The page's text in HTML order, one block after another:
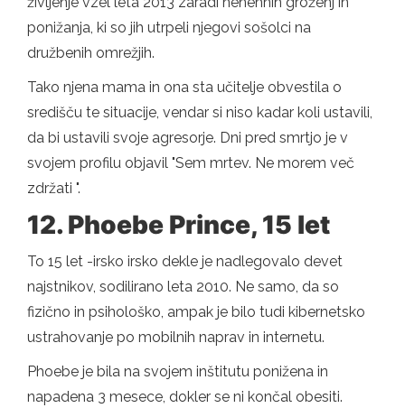
ponižanja, ki so jih utrpeli njegovi sošolci na
družbenih omrežjih.
Tako njena mama in ona sta učitelje obvestila o
središču te situacije, vendar si niso kadar koli ustavili,
da bi ustavili svoje agresorje. Dni pred smrtjo je v
svojem profilu objavil "Sem mrtev. Ne morem več
zdržati ".
12. Phoebe Prince, 15 let
To 15 let -irsko irsko dekle je nadlegovalo devet
najstnikov, sodilirano leta 2010. Ne samo, da so
fizično in psihološko, ampak je bilo tudi kibernetsko
ustrahovanje po mobilnih naprav in internetu.
Phoebe je bila na svojem inštitutu ponižena in
napadena 3 mesece, dokler se ni končal obesiti.